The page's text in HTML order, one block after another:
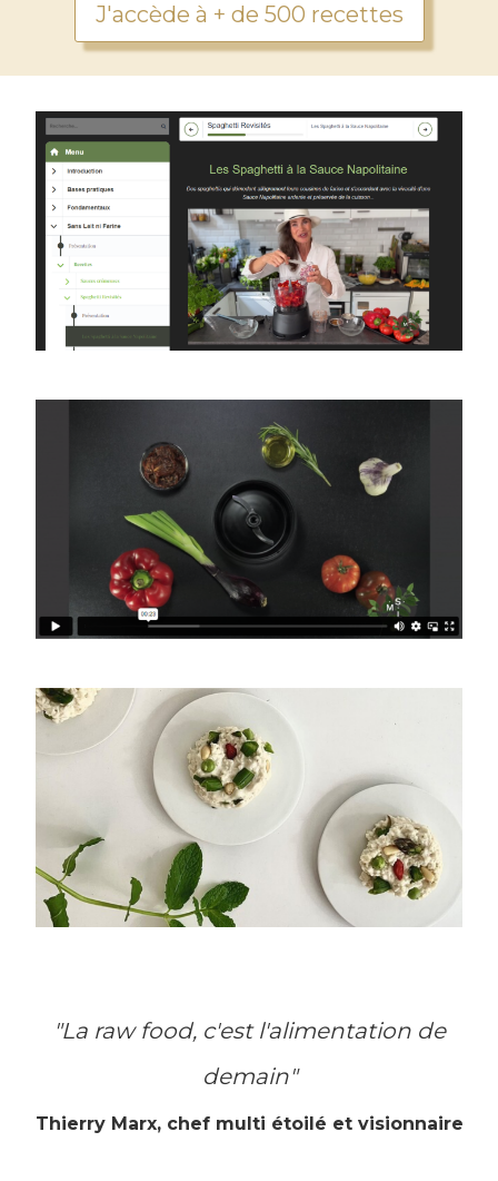
J'accède à + de 500 recettes
"La raw food, c'est l'alimentation de
demain"
Thierry Marx, chef multi étoilé et visionnaire